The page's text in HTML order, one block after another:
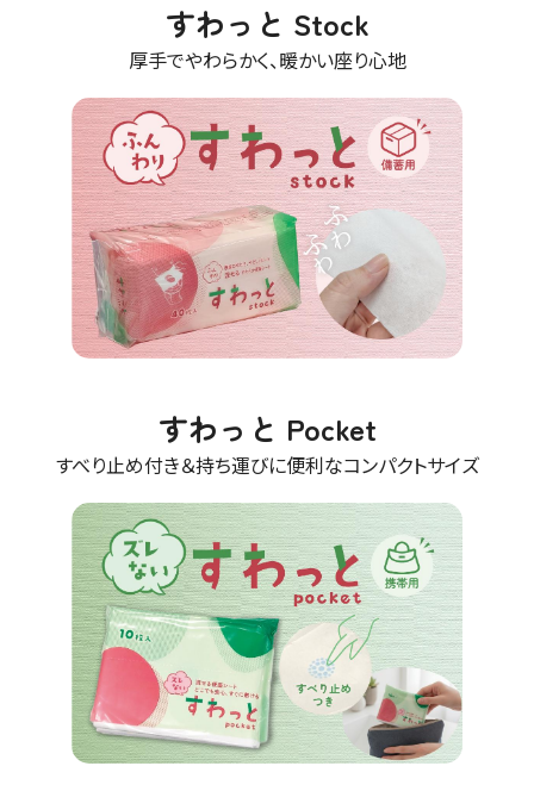
すわっと Stock
厚手でやわらかく、暖かい座り心地
すわっと Pocket
すべり止め付き＆持ち運びに便利なコンパクトサイズ